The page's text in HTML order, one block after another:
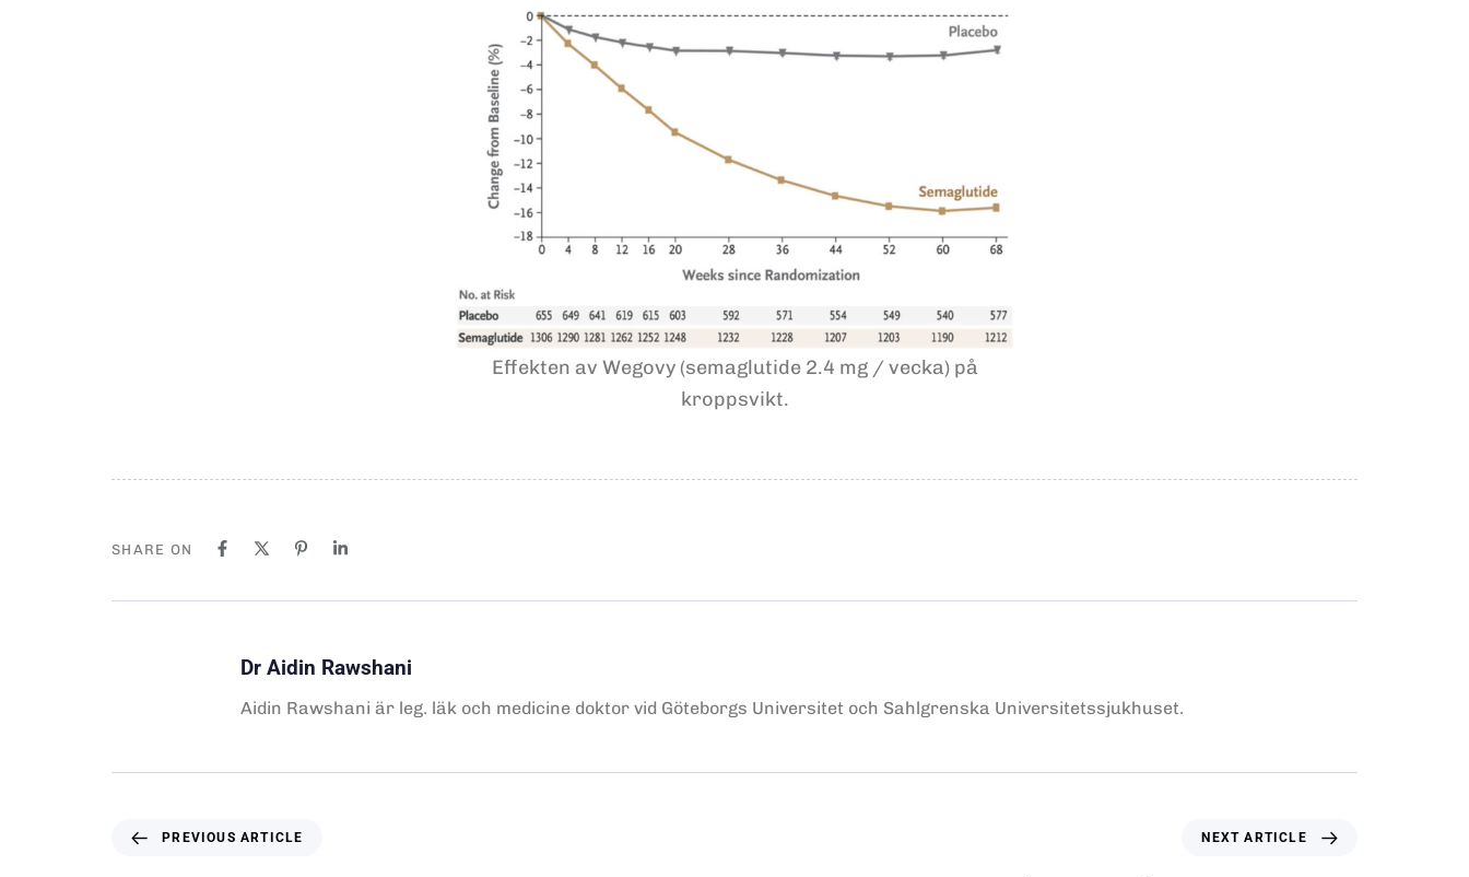
Effekten av Wegovy (semaglutide 2.4 mg / vecka) på
kroppsvikt.
SHARE ON
Dr Aidin Rawshani
Aidin Rawshani är leg. läk och medicine doktor vid Göteborgs Universitet och Sahlgrenska Universitetssjukhuset.
PREVIOUS ARTICLE NEXT ARTICLE